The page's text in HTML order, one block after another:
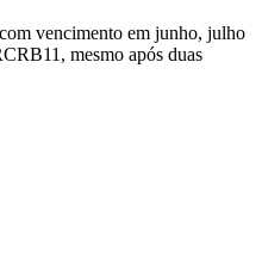
vencimento em junho, julho
mesmo após duas